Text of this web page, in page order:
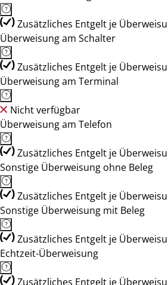
Zusätzliches Entgelt je
Überweisung am Schalter
Zusätzliches Entgelt je
Überweisung am Terminal
Nicht verfügbar
Überweisung am Telefon
Zusätzliches Entgelt je
Sonstige Überweisung ohne Beleg
Zusätzliches Entgelt je
Sonstige Überweisung mit Beleg
Zusätzliches Entgelt je
Echtzeit-Überweisung
Zusätzliches Entgelt je